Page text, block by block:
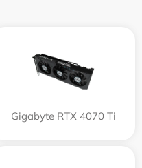
Gigabyte RTX 4070 Ti